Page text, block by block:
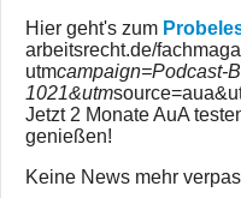
Hier geht's zum
arbeitsrecht.de/
utmcampaign=Podcast-
1021&utm
Jetzt 2 Monate AuA
genießen!
Keine News mehr